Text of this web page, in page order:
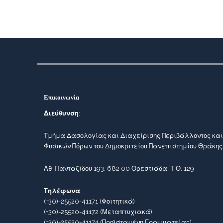
Επικοινωνία
Διεύθυνση:
Τμήμα Δασολογίας και Διαχείρισης Περιβάλλοντος και
Φυσικών Πόρων του Δημοκριτείου Πανεπιστημίου
Αθ. Πανταζίδου 193, 682 00 Ορεστιάδα, Τ.Θ. 129
Τηλέφωνα:
(+30)-25520-41171(Φοιτητικά)
(+30)-25520-41172 (Μεταπτυχιακά)